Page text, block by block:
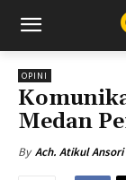
OPINI
Medan
By Ach. Atikul Ansori